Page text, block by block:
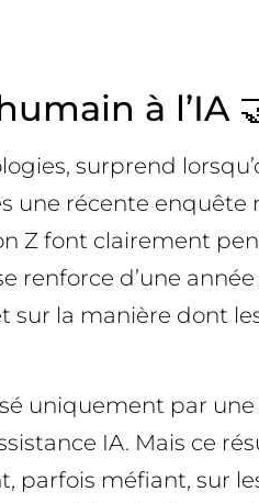
à l’IA
surprend
une récente
Z font clairement
d’une année
sur la manière dont
uniquement par une
IA. Mais ce
parfois méfiant, sur